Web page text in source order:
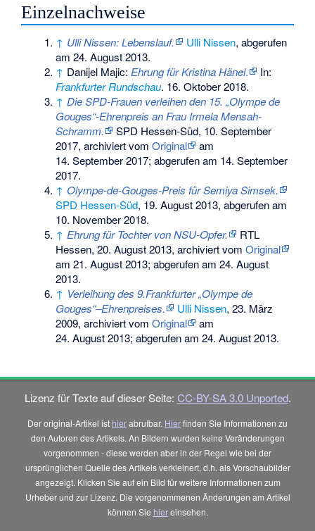
Einzelnachweise
↑ Ulli Nissen: Lebenslauf. Ulli Nissen, abgerufen
am 24. August 2013.
↑ Danijel Majic: Ehrung für Kristina Hänel.
In:
Frankfurter Rundschau. 16. Oktober 2018.
↑ Die SPD-Frauen verleihen den 15. „Olympe de
Gouges“-Ehrenpreis an Frau Irmela Mensah-
Schramm.
SPD Hessen-Süd, 10. September
2017, archiviert vomOriginal
am
14. September 2017; abgerufen am 14. September
2017.
↑ Olympe-de-Gouges-Preis für Semiya Simsek.
SPD Hessen-Süd, 19. August 2013, abgerufen am
10. November 2018.
↑ Ehrung für Tochter von NSU-Opfer.
RTL
Hessen, 20. August 2013, archiviert vomOriginal
am21. August 2013; abgerufen am 24. August
2013.
↑ Verleihung des 9.Frankfurter „Olympe de
Gouges“–Ehrenpreises.
Ulli Nissen, 23. März
2009, archiviert vomOriginal
am
24. August 2013; abgerufen am 24. August 2013.
Lizenz für Texte auf dieser Seite: CC-BY-SA 3.0 Unported.
Der original-Artikel ist hierabrufbar. Hierfinden Sie Informationen zu
den Autoren des Artikels. An Bildern wurden keine Veränderungen
vorgenommen - diese werden aber in der Regel wie bei der
ursprünglichen Quelle des Artikels verkleinert, d.h. als Vorschaubilder
angezeigt. Klicken Sie auf ein Bild für weitere Informationen zum
Urheber und zur Lizenz. Die vorgenommenen Änderungen am Artikel
können Sie hiereinsehen.